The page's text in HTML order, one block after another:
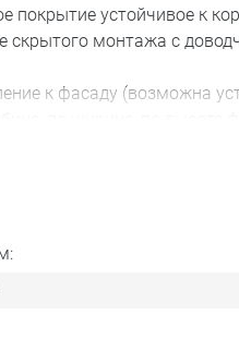
устойчивое к
монтажа с
к фасаду (возможна
для быстрой и легкой